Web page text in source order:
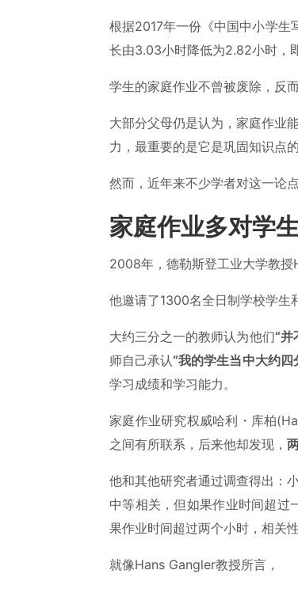
根据2017年一份《中国中小学生
长由3.03小时降低为2.82小时，
学生的家庭作业不曾被废除，反
大部分父母仍是认为，家庭作业
力，最重要的是它是巩固知识点
然而，近年来不少学者对这一论点
家庭作业多对学
2008年，德勒斯登工业大学教
他邀请了1300名全日制学校学生
大约三分之一的教师认为他们“
师自己承认“我的学生当中大约
学习成绩和学习能力。
家庭作业研究权威哈利・库柏
之间有所联系，后来他却发现，
他和其他研究者通过调查得出：
中等相关，但如果作业时间超过
果作业时间超过两个小时，相关性
就像Hans Gangler教授所言，